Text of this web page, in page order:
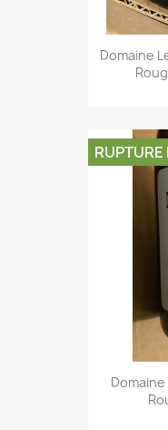
Domaine